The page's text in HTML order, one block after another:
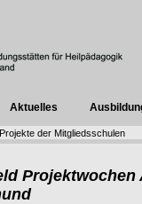
Aktuelles
Projekte der Mitgliedsschulen